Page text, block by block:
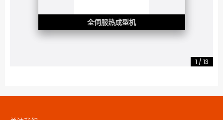
全伺服热成型机
1 / 13